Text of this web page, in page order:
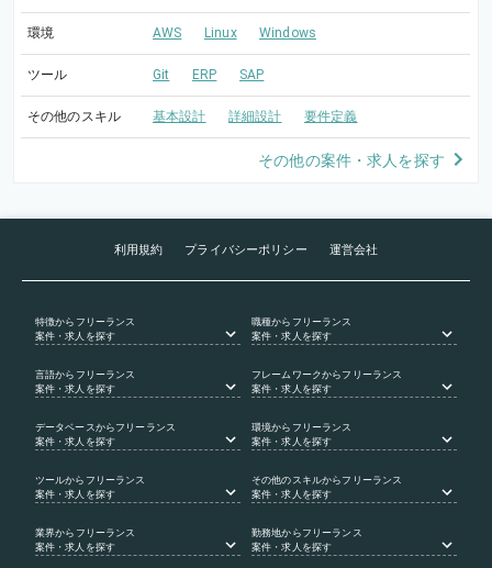
環境 AWS Linux Windows
ツール Git ERP SAP
その他のスキル 基本設計 詳細設計 要件定義
その他の案件・求人を探す
利用規約 プライバシーポリシー 運営会社
特徴からフリーランス
案件・求人を探す
職種からフリーランス
案件・求人を探す
言語からフリーランス
案件・求人を探す
フレームワークからフリーランス
案件・求人を探す
データベース からフリーランス
案件・求人を探す
環境からフリーランス
案件・求人を探す
ツールからフリーランス
案件・求人を探す
その他のスキルからフリーランス
案件・求人を探す
業界からフリーランス
案件・求人を探す
勤務地からフリーランス
案件・求人を探す